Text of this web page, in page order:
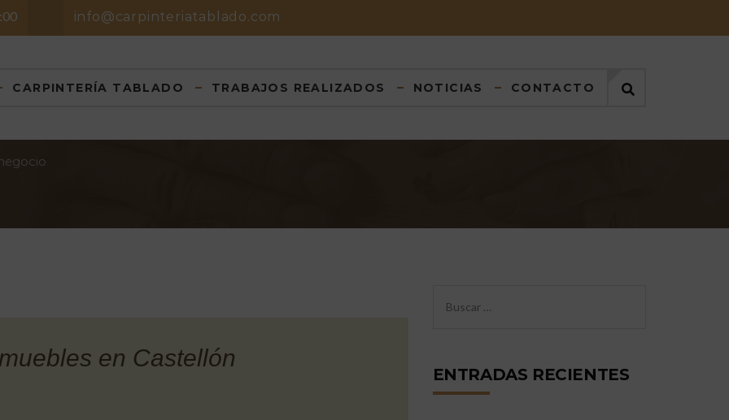
info@carpinteriatablado.com
CARPINTERÍA TABLADO TRABAJOS REALIZADOS NOTICIAS CONTACTO
en Castellón
ENTRADAS RECIENTES